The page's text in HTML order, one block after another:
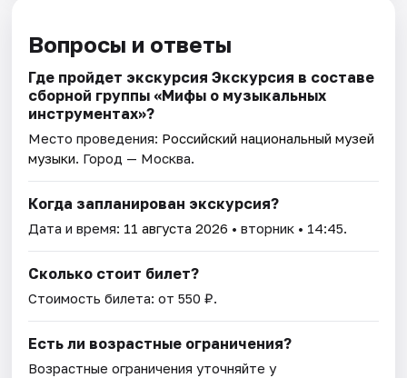
Вопросы и ответы
Где пройдет экскурсия Экскурсия в составе
сборной группы «Мифы о музыкальных
инструментах»?
Место проведения: Российский национальный музей
музыки. Город — Москва.
Когда запланирован экскурсия?
Дата и время: 11 августа 2026 • вторник • 14:45.
Сколько стоит билет?
Стоимость билета: от 550 ₽.
Есть ли возрастные ограничения?
Возрастные ограничения уточняйте у